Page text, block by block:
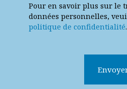
Pour en savoir plus sur le
données personnelles,
politique de confidentialité.